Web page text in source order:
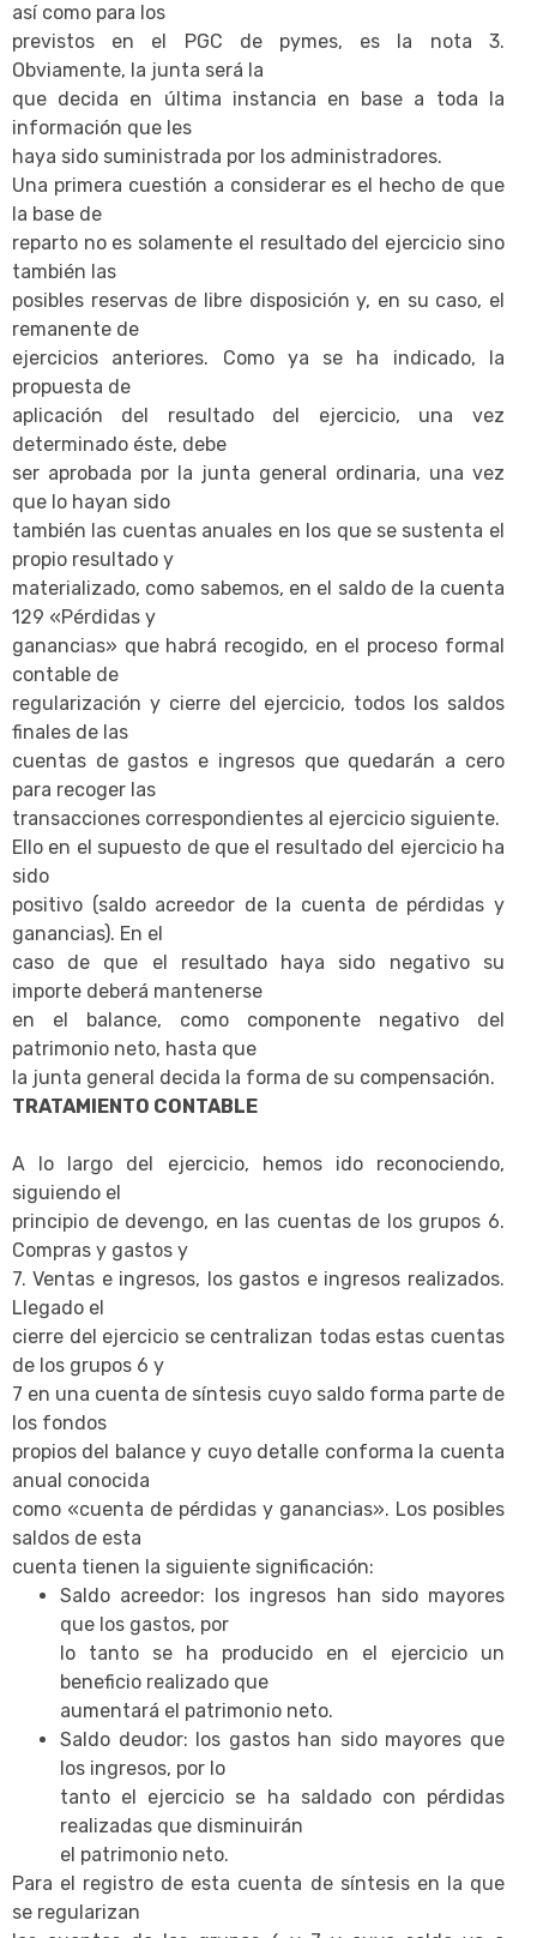
así como para los
previstos en el PGC de pymes, es la nota 3.
Obviamente, la junta será la
que decida en última instancia en base a toda la
información que les
haya sido suministrada por los administradores.
Una primera cuestión a considerar es el hecho de que
la base de
reparto no es solamente el resultado del ejercicio sino
también las
posibles reservas de libre disposición y, en su caso, el
remanente de
ejercicios anteriores. Como ya se ha indicado, la
propuesta de
aplicación del resultado del ejercicio, una vez
determinado éste, debe
ser aprobada por la junta general ordinaria, una vez
que lo hayan sido
también las cuentas anuales en los que se sustenta el
propio resultado y
materializado, como sabemos, en el saldo de la cuenta
129 «Pérdidas y
ganancias» que habrá recogido, en el proceso formal
contable de
regularización y cierre del ejercicio, todos los saldos
finales de las
cuentas de gastos e ingresos que quedarán a cero
para recoger las
transacciones correspondientes al ejercicio siguiente.
Ello en el supuesto de que el resultado del ejercicio ha
sido
positivo (saldo acreedor de la cuenta de pérdidas y
ganancias). En el
caso de que el resultado haya sido negativo su
importe deberá mantenerse
en el balance, como componente negativo del
patrimonio neto, hasta que
la junta general decida la forma de su compensación.
TRATAMIENTO CONTABLE
A lo largo del ejercicio, hemos ido reconociendo,
siguiendo el
principio de devengo, en las cuentas de los grupos 6.
Compras y gastos y
7. Ventas e ingresos, los gastos e ingresos realizados.
Llegado el
cierre del ejercicio se centralizan todas estas cuentas
de los grupos 6 y
7 en una cuenta de síntesis cuyo saldo forma parte de
los fondos
propios del balance y cuyo detalle conforma la cuenta
anual conocida
como «cuenta de pérdidas y ganancias». Los posibles
saldos de esta
cuenta tienen la siguiente significación:
Saldo acreedor: los ingresos han sido mayores
que los gastos, por
lo tanto se ha producido en el ejercicio un
beneficio realizado que
aumentará el patrimonio neto.
Saldo deudor: los gastos han sido mayores que
los ingresos, por lo
tanto el ejercicio se ha saldado con pérdidas
realizadas que disminuirán
el patrimonio neto.
Para el registro de esta cuenta de síntesis en la que
se regularizan